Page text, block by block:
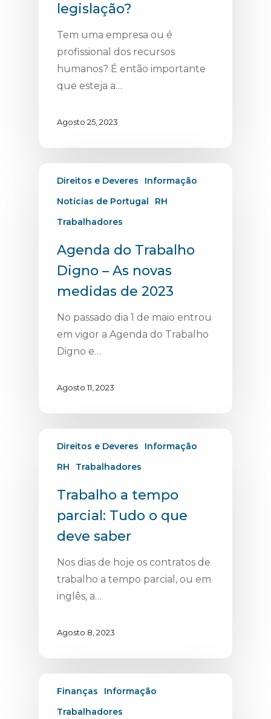
legislação?
Tem uma empresa ou é
profissional dos recursos
humanos? É então importante
que esteja a…
Agosto 25, 2023
Direitos e Deveres
Informação
Notícias de Portugal
RH
Trabalhadores
Agenda do Trabalho
Digno – As novas
medidas de 2023
No passado dia 1 de maio entrou
em vigor a Agenda do Trabalho
Digno e…
Agosto 11, 2023
Direitos e Deveres
Informação
RH
Trabalhadores
Trabalho a tempo
parcial: Tudo o que
deve saber
Nos dias de hoje os contratos de
trabalho a tempo parcial, ou em
inglês, a…
Agosto 8, 2023
Finanças
Informação
Trabalhadores